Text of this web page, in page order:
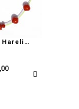
Barış Bülbül Alman Helezon Hareli Sıkma Tesbih